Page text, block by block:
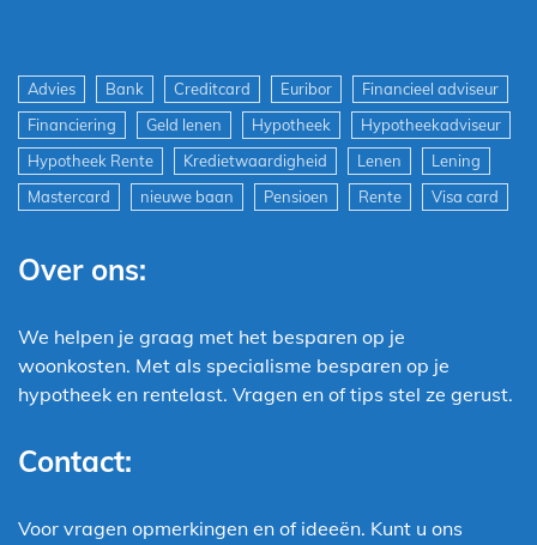
Advies Bank Creditcard Euribor
Financieel adviseur
Financiering
Geld lenen Hypotheek
Hypotheekadviseur
Hypotheek Rente
Kredietwaardigheid Lenen
Lening
Mastercard
nieuwe baan Pensioen Rente Visa card
Over ons:
We helpen je graag met het besparen op je
woonkosten. Met als specialisme besparen op je
hypotheek en rentelast. Vragen en of tips stel ze gerust.
Contact:
Voor vragen opmerkingen en of ideeën. Kunt u ons